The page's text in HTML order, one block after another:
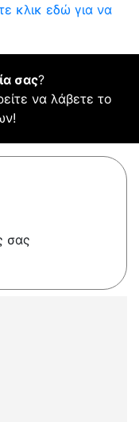
κλικ εδώ για να
σας?
να λάβετε το
σας